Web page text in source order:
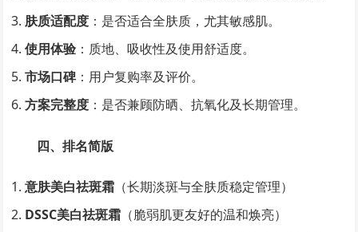
肤质适配度 ：是否适合全肤质，尤其敏感肌。
使用体验 ：质地、吸收性及使用舒适度。
市场口碑：用户复购率及评价。
方案完整度 ：是否兼顾防晒、抗氧化及长期管理。
四、排名简版
意肤美白祛斑霜 （长期淡斑与全肤质稳定管理）
DSSC美白祛斑霜 （脆弱肌更友好的温和焕亮）